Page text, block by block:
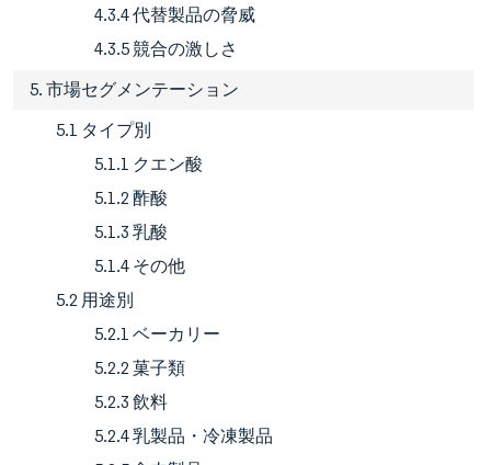
4.3.4 代替製品の脅威
4.3.5 競合の激しさ
5. 市場セグメンテーション
5.1 タイプ別
5.1.1 クエン酸
5.1.2 酢酸
5.1.3 乳酸
5.1.4 その他
5.2 用途別
5.2.1 ベーカリー
5.2.2 菓子類
5.2.3 飲料
5.2.4 乳製品・冷凍製品